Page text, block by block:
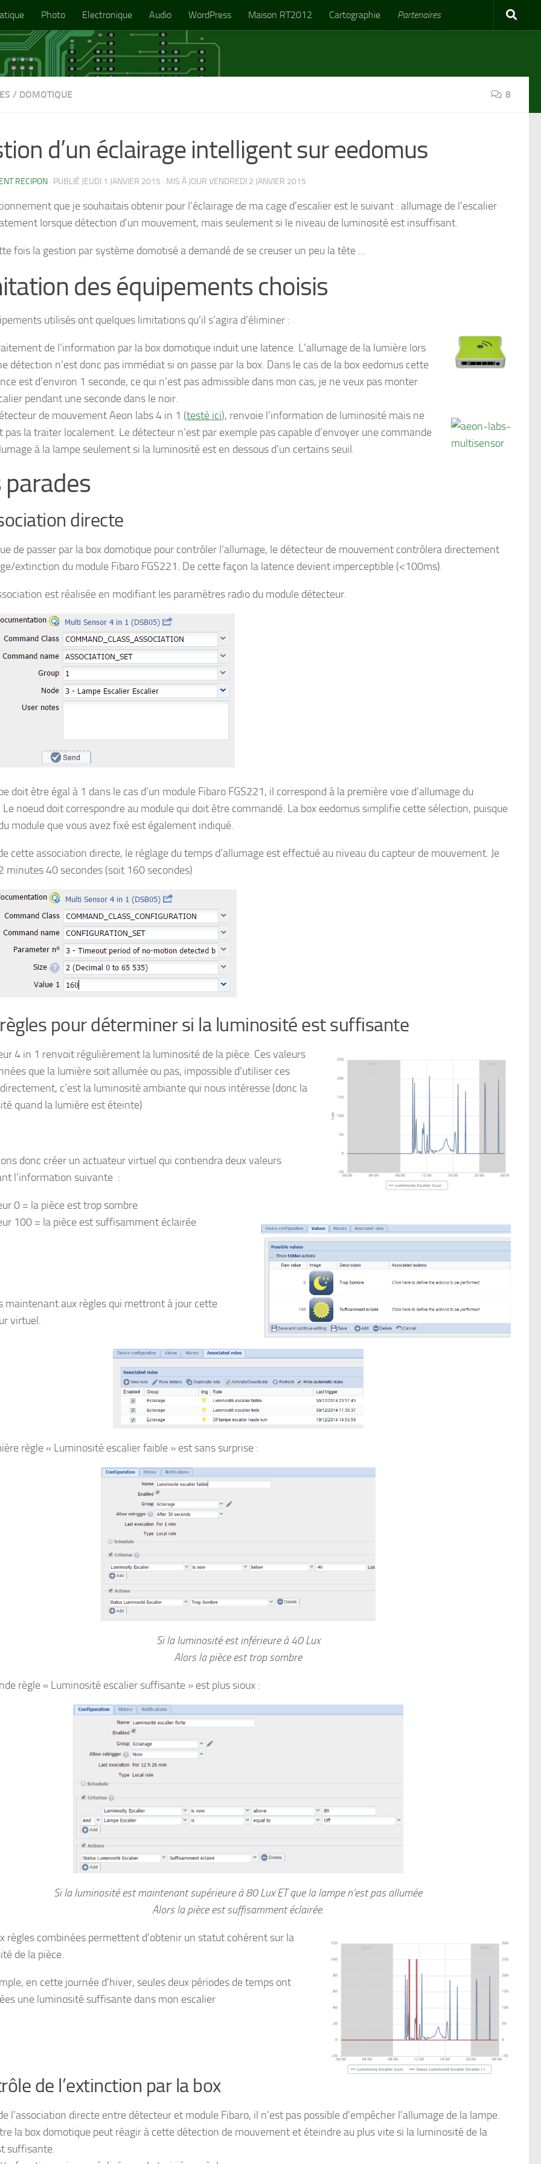
Photo Electronique Audio WordPress Maison RT2012 Cartographie Partenaires
/ DOMOTIQUE 8
d’un éclairage intelligent sur eedomus
RECIPON · PUBLIÉ JEUDI 1 JANVIER 2015 · MIS À JOUR VENDREDI 2 JANVIER 2015
que je souhaitais obtenir pour l’éclairage de ma cage d’escalier est le suivant : allumage de l’escalier
lorsque détection d’un mouvement, mais seulement si le niveau de luminosité est insuffisant.
fois la gestion par système domotisé a demandé de se creuser un peu la tête …
des équipements choisis
utilisés ont quelques limitations qu’il s’agira d’éliminer :
de l’information par la box domotique induit une latence. L’allumage de la lumière lors
détection n’est donc pas immédiat si on passe par la box. Dans le cas de la box eedomus cette
est d’environ 1 seconde, ce qui n’est pas admissible dans mon cas, je ne veux pas monter
pendant une seconde dans le noir.
de mouvement Aeon labs 4 in 1 (testé ici), renvoie l’information de luminosité mais ne
pas la traiter localement. Le détecteur n’est par exemple pas capable d’envoyer une commande
à la lampe seulement si la luminosité est en dessous d’un certains seuil.
parades
directe
de passer par la box domotique pour contrôler l’allumage, le détecteur de mouvement contrôlera directement
extinction du module Fibaro FGS221. De cette façon la latence devient imperceptible (<100ms).
est réalisée en modifiant les paramètres radio du module détecteur.
doit être égal à 1 dans le cas d’un module Fibaro FGS221, il correspond à la première voie d’allumage du
Le noeud doit correspondre au module qui doit être commandé. La box eedomus simplifie cette sélection, puisque
module que vous avez fixé est également indiqué.
cette association directe, le réglage du temps d’allumage est effectué au niveau du capteur de mouvement. Je
minutes 40 secondes (soit 160 secondes)
pour déterminer si la luminosité est suffisante
4 in 1 renvoit régulièrement la luminosité de la pièce. Ces valeurs
que la lumière soit allumée ou pas, impossible d’utiliser ces
c’est la luminosité ambiante qui nous intéresse (donc la
quand la lumière est éteinte)
donc créer un actuateur virtuel qui contiendra deux valeurs
l’information suivante :
0 = la pièce est trop sombre
100 = la pièce est suffisamment éclairée
maintenant aux règles qui mettront à jour cette
virtuel.
règle « Luminosité escalier faible » est sans surprise :
Si la luminosité est inférieure à 40 Lux
Alors la pièce est trop sombre
règle « Luminosité escalier suffisante » est plus sioux :
Si la luminosité est maintenant supérieure à 80 LuxET que la lampe n’est pas allumée
Alors la pièce est suffisamment éclairée.
règles combinées permettent d’obtenir un statut cohérent sur la
de la pièce.
en cette journée d’hiver, seules deux périodes de temps ont
une luminosité suffisante dans mon escalier
de l’extinction par la box
l’association directe entre détecteur et module Fibaro, il n’est pas possible d’empêcher l’allumage de la lampe.
la box domotique peut réagir à cette détection de mouvement et éteindre au plus vite si la luminosité de la
suffisante.